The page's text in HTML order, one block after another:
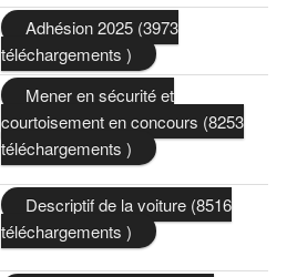
Adhésion 2025 (3973
téléchargements )
Mener en sécurité et
courtoisement en concours (8253
téléchargements )
Descriptif de la voiture (8516
téléchargements )